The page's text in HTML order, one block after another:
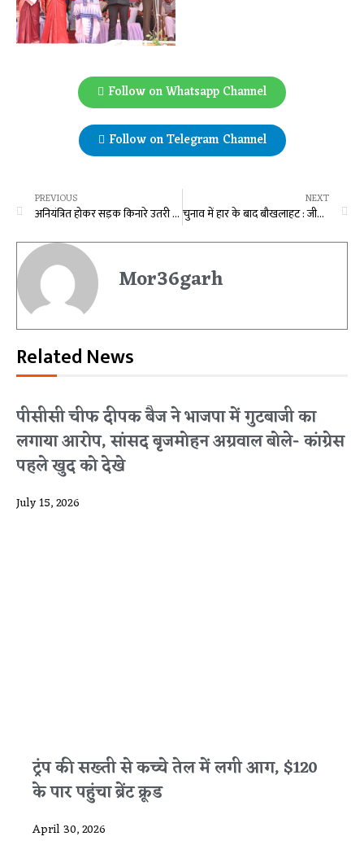
Follow on Whatsapp Channel
Follow on Telegram Channel
PREVIOUS
अनियंत्रित होकर सड़क किनारे उतरी यात्रियों से भरी बस, बड़ा हादसा टला
NEXT
चुनाव में हार के बाद बौखलाहट : जीते प्रत्याशी के पोस्टर को फाड़ा, जान से मारने की दी धमकी
Mor36garh
Related News
पीसीसी चीफ दीपक बैज ने भाजपा में गुटबाजी का
लगाया आरोप, सांसद बृजमोहन अग्रवाल बोले- कांग्रेस
पहले खुद को देखे
July 15, 2026
ट्रंप की सख्ती से कच्चे तेल में लगी आग, $120
के पार पहुंचा ब्रेंट क्रूड
April 30, 2026